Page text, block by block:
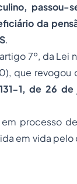
da
.
7º, da
que revogou
1, de 26
processo
em vida